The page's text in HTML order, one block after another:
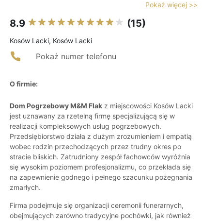
Pokaż więcej >>
8.9 (15)
Kosów Lacki, Kosów Lacki
Pokaż numer telefonu
O firmie:
Dom Pogrzebowy M&M Flak z miejscowości Kosów Lacki
jest uznawany za rzetelną firmę specjalizującą się w
realizacji kompleksowych usług pogrzebowych.
Przedsiębiorstwo działa z dużym zrozumieniem i empatią
wobec rodzin przechodzących przez trudny okres po
stracie bliskich. Zatrudniony zespół fachowców wyróżnia
się wysokim poziomem profesjonalizmu, co przekłada się
na zapewnienie godnego i pełnego szacunku pożegnania
zmarłych.
Firma podejmuje się organizacji ceremonii funerarnych,
obejmujących zarówno tradycyjne pochówki, jak również